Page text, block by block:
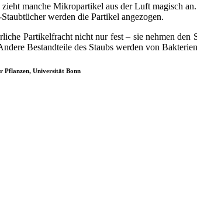
manche Mikropartikel aus der Luft magisch
werden die Partikel angezogen.
Partikelfracht nicht nur fest – sie nehmen
Bestandteile des Staubs werden von
Pflanzen, Universität Bonn